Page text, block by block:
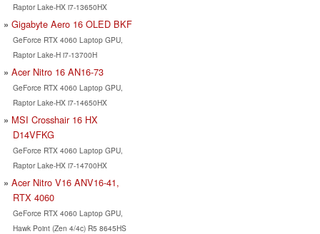
Raptor Lake-HX i7-13650HX
Gigabyte Aero 16 OLED BKF
GeForce RTX 4060 Laptop GPU,
Raptor Lake-H i7-13700H
Acer Nitro 16 AN16-73
GeForce RTX 4060 Laptop GPU,
Raptor Lake-HX i7-14650HX
MSI Crosshair 16 HX
D14VFKG
GeForce RTX 4060 Laptop GPU,
Raptor Lake-HX i7-14700HX
Acer Nitro V16 ANV16-41,
RTX 4060
GeForce RTX 4060 Laptop GPU,
Hawk Point (Zen 4/4c) R5 8645HS